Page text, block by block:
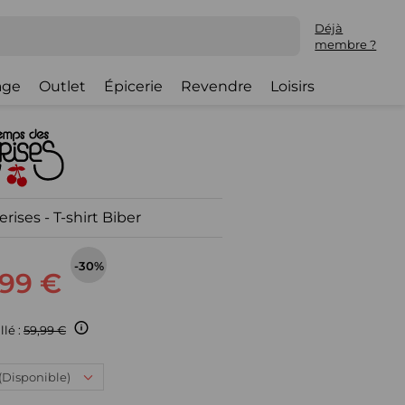
Déjà
membre ?
Outlet Épicerie Revendre Loisirs
- T-shirt Biber
€
-30%
: 59,99 €